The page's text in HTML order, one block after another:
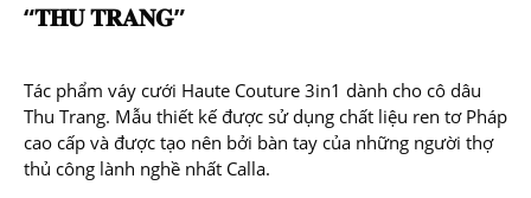
“𝐓𝐇𝐔 𝐓𝐑𝐀𝐍𝐆”
Tác phẩm váy cưới Haute Couture 3in1 dành cho cô dâu
Thu Trang. Mẫu thiết kế được sử dụng chất liệu ren tơ Pháp
cao cấp và được tạo nên bởi bàn tay của những người thợ
thủ công lành nghề nhất Calla.